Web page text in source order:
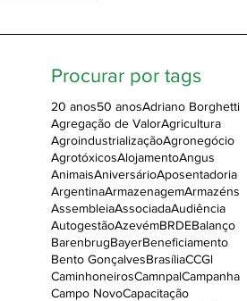
Procurar por tags
20 anos50 anosAdriano Borghetti
Agregação de ValorAgricultura
AgroindustrializaçãoAgronegócio
AgrotóxicosAlojamentoAngus
AnimaisAniversárioAposentadoria
ArgentinaArmazenagemArmazéns
AssembleiaAssociadaAudiência
AutogestãoAzevémBRDEBalanço
BarenbrugBayerBeneficiamento
Bento GonçalvesBrasíliaCCGl
CaminhoneirosCamnpalCampanha
Campo NovoCapacitação